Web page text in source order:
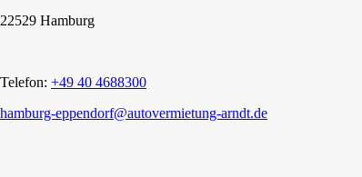
22529 Hamburg
Telefon: +49 40 4688300
hamburg-eppendorf@autovermietung-arndt.de